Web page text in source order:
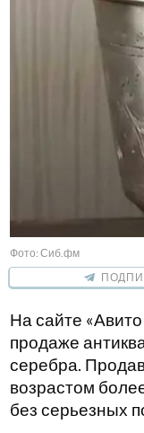
Фото: Сиб.фм
На сайте
продаже
серебра.
возрастом
без серьезных